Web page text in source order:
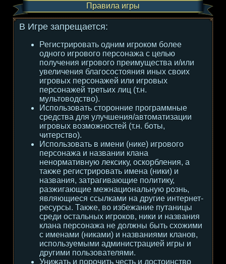
Правила игры
В Игре запрещается:
Регистрировать одним игроком более
одного игрового персонажа с целью
получения игрового преимущества и/или
увеличения благосостояния иных своих
игровых персонажей или игровых
персонажей третьих лиц (т.н.
мультоводство).
Использовать сторонние программные
средства для улучшения/автоматизации
игровых возможностей (т.н. боты,
читерство).
Использовать в имени (нике) игрового
персонажа и названии клана
ненормативную лексику, оскорбления, а
также регистрировать имена (ники) и
названия, затрагивающие политику,
разжигающие межнациональную рознь,
являющиеся ссылками на другие интернет-
ресурсы. Также, во избежание путаницы
среди остальных игроков, ники и названия
клана персонажа не должны быть схожими
с именами (никами) и названиями кланов,
используемыми администрацией игры и
другими пользователями.
Унижать и порочить честь и достоинство